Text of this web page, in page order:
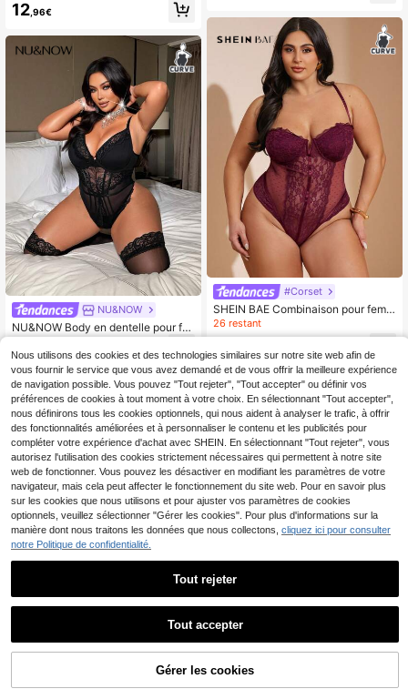
e
12 ,96€
NU&NOW
NU&NOW Body en dentelle pour fe
mmes, style romantique français, te
nue décontractée élégante et Top d
e gamme, mode jeune et chic, tricot
extensible, design de taille fine, ma
nches longues, minimaliste, polyval
ent pour le travail et le port quotidie
n, noir
10 ,84€ -16% 12,99€
uleur rouge. Élégante et sexy. Comb
inaison grande taille pour la Saint-V
alentin
#Corset
SHEIN BAE Combinaison pour femm
es grande taille de couleur bordeau
x, à la mode et sexy, avec dentelle
tes, les tops rouges, les hauts sexy,
les tenues de club sexy, la Saint-Va
lentin, les tenues de Saint-Valentin
pour femmes, les rendez-vous, le th
é de l'après-midi, les vacances boh
èmes, la plage, les tenues d'été, les
combinaisons de vacances, les co
mbinaisons de festivals de musique,
les combinaisons imprimées zébré,
l'été, les combinaisons, les tenues
western pour femmes, les tenues de
cowgirl pour femmes, les tenues de
concert country, les combinaisons
de Pâques pour femmes, les combin
aisons, l'été, les vêtements d'été, le
nues d'été pour femmes, les combin
aisons pour femmes, les combinaiso
ns pantalon pour femmes, les combi
naisons grande taille pour femmes, l
ombinaisons de plage, les vêtement
s grande taille pour femmes, les fête
s, l'élégance, les mariages, les remi
ses de diplômes, les
26 restant
AJOUTER AU PANIER
Nous utilisons des cookies et des technologies similaires sur notre site web afin de
vous fournir le service que vous avez demandé et de vous offrir la meilleure expérience
de navigation possible. Vous pouvez "Tout rejeter", "Tout accepter" ou définir vos
préférences de cookies à tout moment à votre choix. En sélectionnant "Tout accepter",
nous définirons tous les cookies optionnels, qui nous aident à analyser le trafic, à offrir
des fonctionnalités améliorées et à personnaliser le contenu et les publicités pour
compléter votre expérience d'achat avec SHEIN. En sélectionnant "Tout rejeter", vous
autorisez l'utilisation des cookies strictement nécessaires qui permettent à notre site
web de fonctionner. Vous pouvez les désactiver en modifiant les paramètres de votre
navigateur, mais cela peut affecter le fonctionnement du site web. Pour en savoir plus
sur les cookies que nous utilisons et pour ajuster vos paramètres de cookies
optionnels, veuillez sélectionner "Gérer les cookies". Pour plus d'informations sur la
manière dont nous traitons les données que nous collectons, cliquez ici pour consulter
notre Politique de confidentialité.
Tout rejeter
Tout accepter
Gérer les cookies